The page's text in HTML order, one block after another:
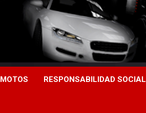
MOTOS RESPONSABILIDAD SOCIAL